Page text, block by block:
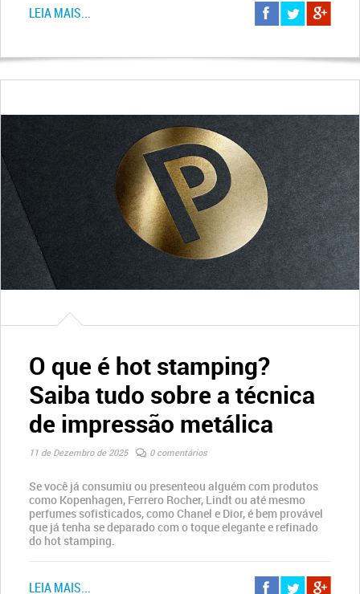
LEIA MAIS...
O que é hot stamping?
Saiba tudo sobre a técnica
de impressão metálica
11 de Dezembro de 2025 0 comentários
Se você já consumiu ou presenteou alguém com produtos
como Kopenhagen, Ferrero Rocher, Lindt ou até mesmo
perfumes sofisticados, como Chanel e Dior, é bem provável
que já tenha se deparado com o toque elegante e refinado
do hot stamping.
LEIA MAIS...